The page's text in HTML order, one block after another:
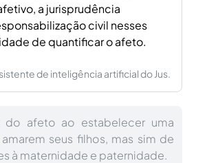
a jurisprudência
civil nesses
de quantificar o afeto.
de inteligência artificial do Jus.
do afeto ao estabelecer uma
seus filhos, mas sim de
à maternidade e paternidade.